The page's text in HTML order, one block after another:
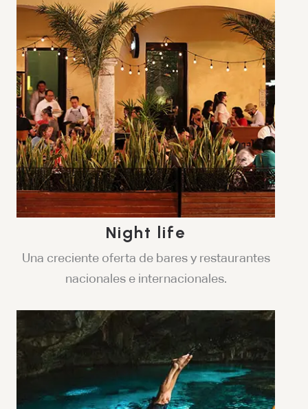
Night life
Una creciente oferta de bares y restaurantes
nacionales e internacionales.